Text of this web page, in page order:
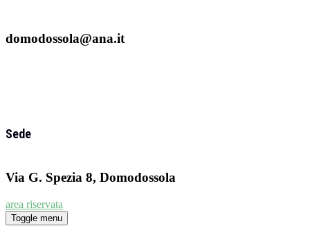
domodossola@ana.it
Sede
Via G. Spezia 8, Domodossola
area riservata
Toggle menu